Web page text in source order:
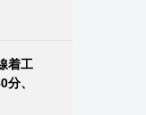
着工
、